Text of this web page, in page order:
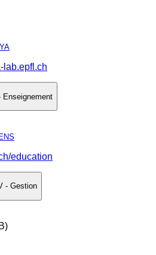
lab.epfl.ch
Enseignement
education
- Gestion